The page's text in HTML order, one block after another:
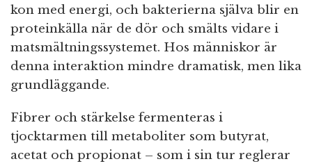
kon med energi, och bakterierna själva blir en
proteinkälla när de dör och smälts vidare i
matsmältningssystemet. Hos människor är
denna interaktion mindre dramatisk, men lika
grundläggande.
Fibrer och stärkelse fermenteras i
tjocktarmen till metaboliter som butyrat,
acetat och propionat – som i sin tur reglerar